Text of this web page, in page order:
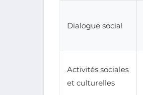
Dialogue social
Activités sociales
et culturelles